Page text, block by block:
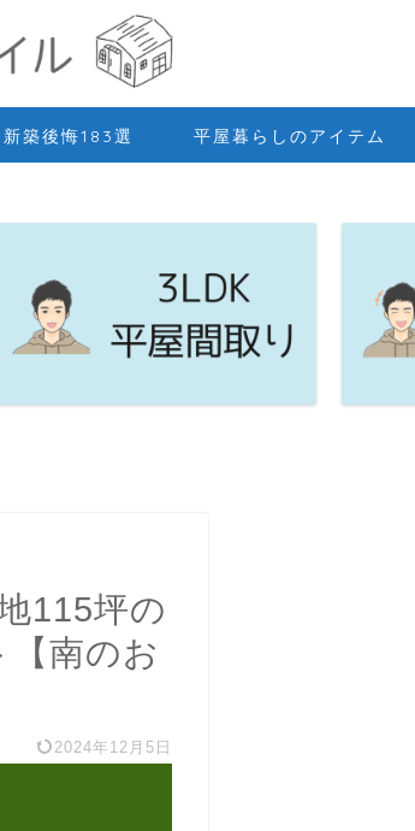
新築後悔183選 平屋暮らしのアイテム
115坪の
南のお
2024年12月5日